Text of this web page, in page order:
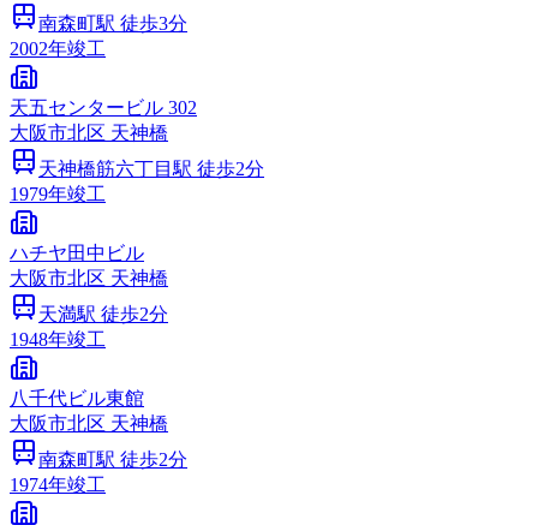
南森町駅 徒歩3分
2002年竣工
天五センタービル 302
大阪市北区 天神橋
天神橋筋六丁目 駅 徒歩2分
1979年竣工
ハチヤ田中ビル
大阪市北区 天神橋
天満駅 徒歩2分
1948年竣工
八千代ビル東館
大阪市北区 天神橋
南森町駅 徒歩2分
1974年竣工